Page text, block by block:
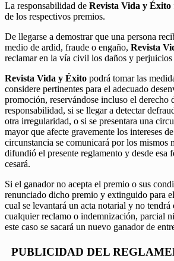
La responsabilidad de Revista Vida y Éxito
de los respectivos premios.
De llegarse a demostrar que una persona
medio de ardid, fraude o engaño, Revista
reclamar en la vía civil los daños y perjuicios
Revista Vida y Éxito podrá tomar las
considere pertinentes para el adecuado
promoción, reservándose incluso el derecho
responsabilidad, si se llegar a detectar
otra irregularidad, o si se presentara una
mayor que afecte gravemente los intereses
circunstancia se comunicará por los mismos
difundió el presente reglamento y desde esa
cesará.
Si el ganador no acepta el premio o sus
renunciado dicho premio y extinguido para
cual se levantará un acta notarial y no tendrá
cualquier reclamo o indemnización, parcial
este caso se sacará un nuevo ganador de
PUBLICIDAD DEL